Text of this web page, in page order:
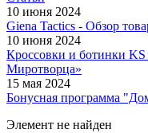
10 июня 2024
Giena Tactics - Обзор
10 июня 2024
Кроссовки и ботинки KS
Миротворца»
15 мая 2024
Бонусная программа
Элемент не найден